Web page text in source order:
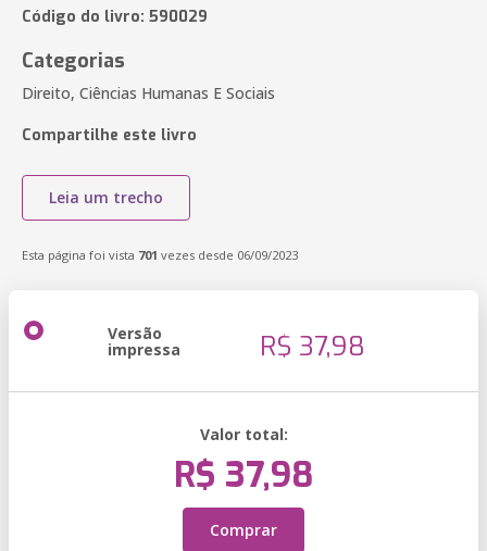
Código do livro: 590029
Categorias
Direito, Ciências Humanas E Sociais
Compartilhe este livro
Leia um trecho
Esta página foi vista 701 vezes desde 06/09/2023
Versão
impressa R$ 37,98
Valor total:
R$ 37,98
Comprar